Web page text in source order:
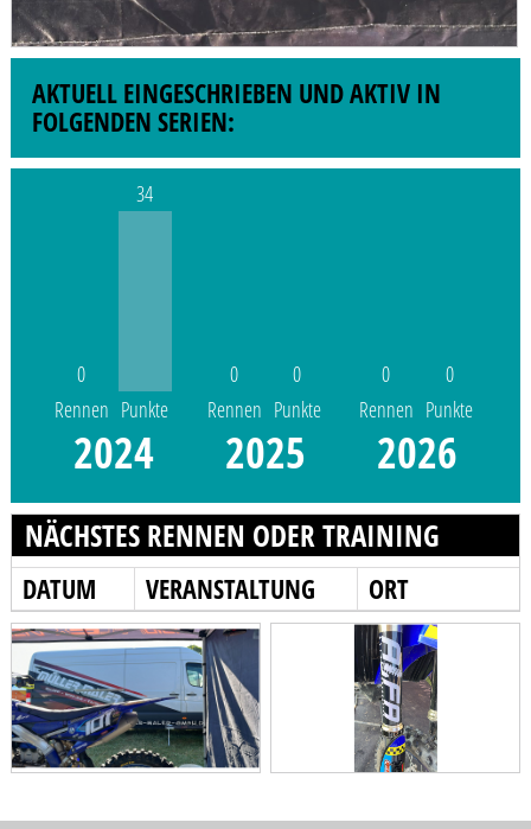
AKTUELL EINGESCHRIEBEN UND AKTIV IN
FOLGENDEN SERIEN:
0
Rennen
34
Punkte
2024
0
Rennen
0
Punkte
2025
0
Rennen
0
Punkte
2026
NÄCHSTES RENNEN ODER TRAINING
DATUM VERANSTALTUNG ORT